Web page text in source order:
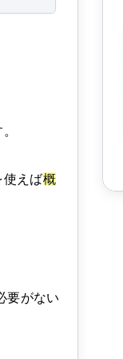
使えば概
要がない